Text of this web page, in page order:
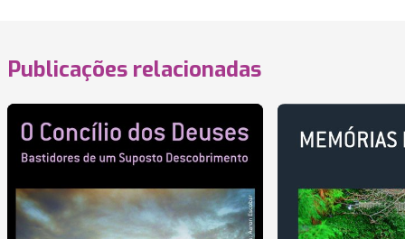
Publicações relacionadas